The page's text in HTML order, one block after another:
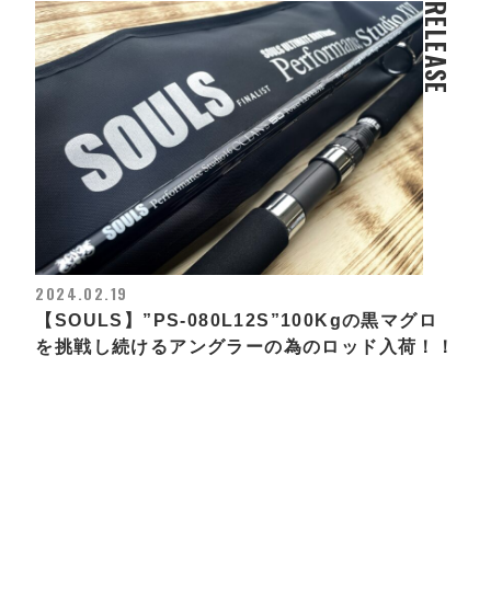
RELEASE
2024.02.19
【SOULS】”PS-080L12S”100Kgの黒マグロ
を挑戦し続けるアングラーの為のロッド入荷！！